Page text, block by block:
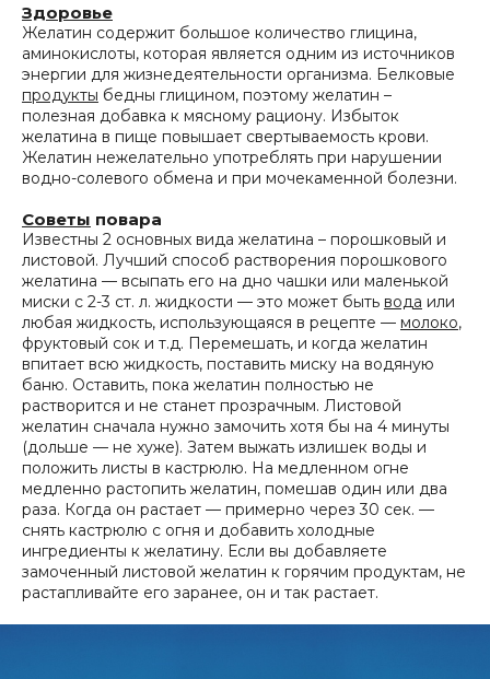
Здоровье
Желатин содержит большое количество глицина,
аминокислоты, которая является одним из источников
энергии для жизнедеятельности организма. Белковые
продукты бедны глицином, поэтому желатин –
полезная добавка к мясному рациону. Избыток
желатина в пище повышает свертываемость крови.
Желатин нежелательно употреблять при нарушении
водно-солевого обмена и при мочекаменной болезни.
Советы повара
Известны 2 основных вида желатина – порошковый и
листовой. Лучший способ растворения порошкового
желатина — всыпать его на дно чашки или маленькой
миски с 2-3 ст. л. жидкости — это может быть вода или
любая жидкость, использующаяся в рецепте — молоко,
фруктовый сок и т.д. Перемешать, и когда желатин
впитает всю жидкость, поставить миску на водяную
баню. Оставить, пока желатин полностью не
растворится и не станет прозрачным. Листовой
желатин сначала нужно замочить хотя бы на 4 минуты
(дольше — не хуже). Затем выжать излишек воды и
положить листы в кастрюлю. На медленном огне
медленно растопить желатин, помешав один или два
раза. Когда он растает — примерно через 30 сек. —
снять кастрюлю с огня и добавить холодные
ингредиенты к желатину. Если вы добавляете
замоченный листовой желатин к горячим продуктам, не
растапливайте его заранее, он и так растает.